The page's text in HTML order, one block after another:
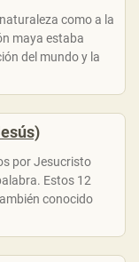
como a la
maya estaba
del mundo y la
por Jesucristo
Estos 12
conocido